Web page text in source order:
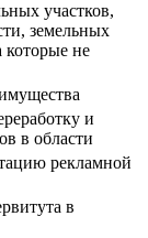
участков,
земельных
которые не
и
в области
рекламной
в